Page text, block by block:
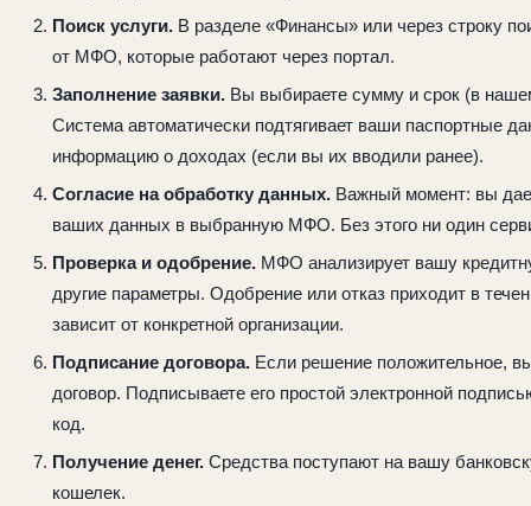
Поиск услуги. В разделе «Финансы» или через строку
от МФО, которые работают через портал.
Заполнение заявки. Вы выбираете сумму и срок (в
Система автоматически подтягивает ваши
информацию о доходах (если вы их вводили ранее).
Согласие на обработку данных. Важный момент: вы
ваших данных в выбранную МФО. Без этого ни один
Проверка и одобрение. МФО анализирует вашу
другие параметры. Одобрение или отказ приходит в
зависит от конкретной организации.
Подписание договора. Если решение положительное,
договор. Подписываете его простой электронной
код.
Получение денег. Средства поступают на вашу
кошелек.